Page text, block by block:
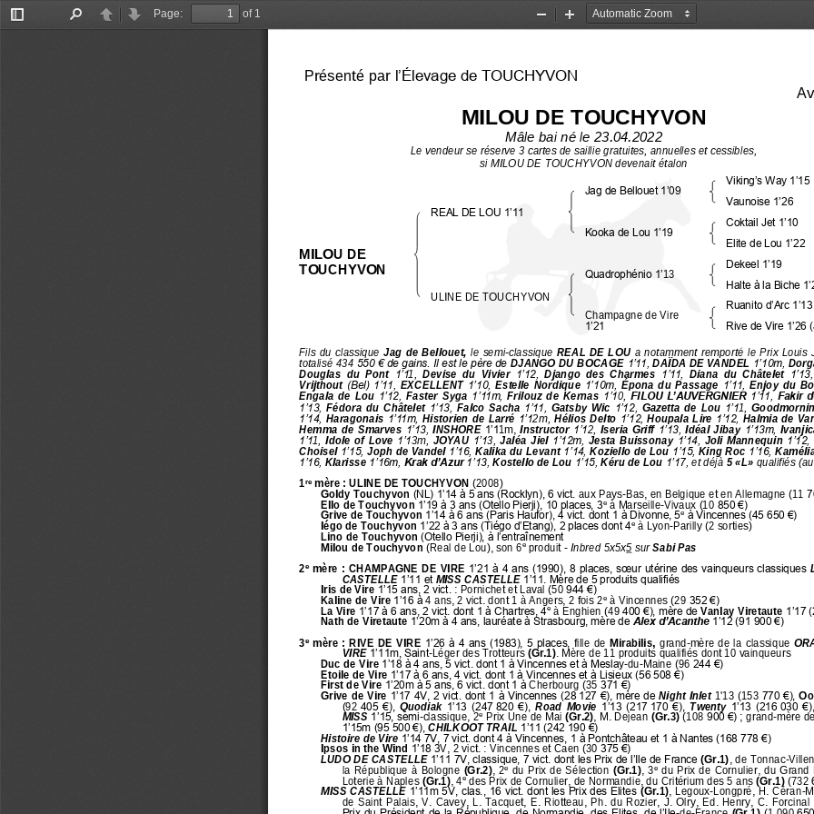
Toggle
PreviousNext
Page:
of 1
Zoom
Zoom
Viking’s Way 1’15
Vaunoise 1’26
Coktail Jet 1’10
Elite de Lou 1’22
Dekeel 1’19
Halte à la Biche
Ruanito d’Arc 1’13
Rive de Vire 1’26
MILOU DE
TOUCHYVON
Fils  du  classique Jag  de  Bellouet, le  semi-classique REAL  DE  LOU a  notamment  remporté  le  Prix  Louis
totalisé 434 550 € de gains. Il est le père de DJANGO DU BOCAGE 1’11, DAÏDA DE VANDEL 1’10m,
Douglas  du  Pont 1’11, Devise  du  Vivier 1’12, Django  des  Charmes 1’11, Diana  du  Châtelet 1’13,
Vrijthout (Bel) 1’11, EXCELLENT 1’10, Estelle  Nordique 1’10m, Épona  du  Passage 1’11, Enjoy  du
Engala  de  Lou 1’12, Faster  Syga 1’11m, Frilouz  de  Kernas 1’10, FILOU L’AUVERGNIER 1’11, Fakir
1’13, Fédora du  Châtelet 1’13, Falco  Sacha 1’11, Gatsby  Wic 1’12, Gazetta  de  Lou 1’11
1’14, Haragonais 1’11m, Historien  de Larré 1’12m, Hélios  Delto 1’12, Houpala Lire 1’12, Halmia de
Hemma  de  Smarves 1’13, INSHORE 1’1 1m, Instructor 1’12, Iseria  Griff 1’13, Idéal  Jibay 1’13m,
1’11 Idole  of  Love 1’13m, JOYAU 1’13 Jaléa  Jiel 1’12m, Jesta  Buissonay 1’14, Joli  Mannequin 1’12,
Choisel 1’15, Joph de Vandel 1’16, Kalika du Levant 1’14, Koziello de Lou 1’15, King Roc 1’16,
1’16, Klarisse 1’16m, Krak d’Azur 1’13, Kostello de Lou 1’15, Kéru de Lou 1’17, et déjà 5 «L» qualifiés (au
1re mère : ULINE DE TOUCHYVON (2008)
Goldy Touchyvon (NL) 1’14 à 5 ans (Rocklyn), 6 vict. aux Pays-Bas, en Belgique et en Allemagne (11
Ello de Touchyvon 1’19 à 3 ans (Otello Pierji), 10 places, 3e à Marseille-Vivaux (10 850 €)
Grive de Touchyvon 1’14 à 6 ans (Paris Haufor), 4 vict. dont 1 à Divonne, 5e à Vincennes (45 650 €)
Iégo de Touchyvon 1’22 à 3 ans (Tiégo d’Etang), 2 places dont 4e à Lyon-Parilly (2 sorties)
Lino de Touchyvon (Otello Pierji), à l’entraînement
Milou de Touchyvon (Real de Lou), son 6e produit - Inbred 5x5x5 sur Sabi Pas
2e mère : CHAMPAGNE DE VIRE 1’21 à 4 ans (1990), 8 places, sœur utérine des vainqueurs classiques
CASTELLE 1’11 et MISS CASTELLE 1’11. Mère de 5 produits qualifiés
Iris de Vire 1’15 ans, 2 vict. : Pornichet et Laval (50 944 €)
Kaline de Vire 1’16 à 4 ans, 2 vict. dont 1 à Angers, 2 fois 2 e à Vincennes (29 352 €)
La Vire 1’17 à 6 ans, 2 vict. dont 1 à Chartres, 4e à Enghien (49 400 €), mère de Vanlay Viretaute 1’17
Nath de Viretaute 1’20m à 4 ans, lauréate à Strasbourg, mère de Alex d’Acanthe 1’12 (91 900 €)
3e mère  : RIVE DE VIRE 1’26 à 4 ans (1983), 5 places, fille de Mirabilis, grand-mère  de la classique
VIRE 1’11m, Saint-Léger des Trotteurs (Gr.1). Mère de 11 produits qualifiés dont 10 vainqueurs
Duc de Vire 1’18 à 4 ans, 5 vict. dont 1 à Vincennes et à Meslay-du-Maine (96 244 €)
Etoile de Vire 1’17 à 6 ans, 4 vict. dont 1 à Vincennes et à Lisieux (56 508 €)
First de Vire 1’20m à 5 ans, 6 vict. dont 1 à Cherbourg (35 371 €)
Grive de Vire 1’17 4V, 2 vict. dont 1 à Vincennes (28 127 €), mère de Night Inlet 1'13 (153 770 €),
(92 405 €), Quodiak 1’13 (247 820 €), Road  Movie 1’13 (217 170 €), Twenty 1’13 (216 030 €),
MISS 1’15, semi-classique, 2e Prix Une de Mai (Gr.2), M. Dejean (Gr.3) (108 900 €) ; grand-mère de
1’15m (95 500 €), CHILKOOT TRAIL 1’11 (242 190 €)
Histoire de Vire 1’14 7V, 7 vict. dont 4 à Vincennes, 1 à Pontchâteau et 1 à Nantes (168 778 €)
Ipsos in the Wind 1’18 3V, 2 vict. : Vincennes et Caen (30 375 €)
LUDO DE CASTELLE 1’11 7V, classique, 7 vict. dont les Prix de l’Ile de France (Gr.1), de Tonnac-
la République  à Bologne (Gr.2), 2e du  Prix  de Sélection (Gr.1),  3e du Prix  de Cornulier, du Grand
Loterie à Naples (Gr.1), 4e des Prix de Cornulier, de Normandie, du Critérium des 5 ans (Gr.1) (732
MISS CASTELLE 1’11m 5V, clas., 16 vict. dont les Prix des Elites (Gr.1), Legoux-Longpré, H. Céran-
de  Saint  Pal ais,  V.  Cavey,  L.  Tacquet,  E.  Riotteau,  Ph.  du  Rozier,  J.  Olry,  Ed.  Henry,  C.  Forcinal
Jag de Bellouet 1’09
Kooka de Lou 1’19
Quadrophénio 1’13
Champagne de Vire
1’21
REAL DE LOU 1’11
ULINE DE TOUCHYVON
Présenté par l’Élevage de TOUCHYVON
MILOU DE TOUCHYVON
Mâle bai né le 23.04.2022
Le vendeur se réserve 3 cartes de saillie gratuites, annuelles et cessibles,
si MILOU DE TOUCHYVON devenait étalon